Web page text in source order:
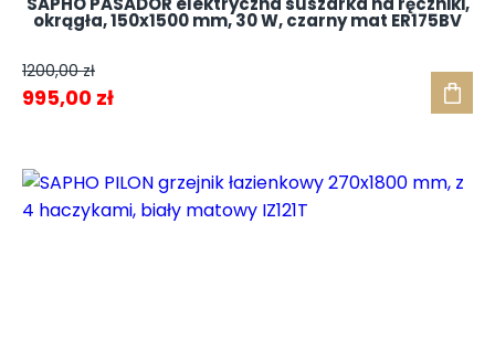
okrągła, 150x1500 mm, 30 W, czarny mat ER175BV
1200,00zł
Pierwotna
1200,00 zł.
995,00 złAktualna
995,00 zł.